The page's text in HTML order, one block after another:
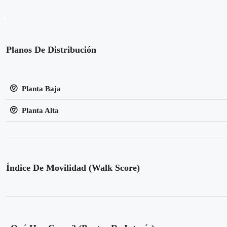
Planos De Distribución
Planta Baja
Planta Alta
Índice De Movilidad (Walk Score)